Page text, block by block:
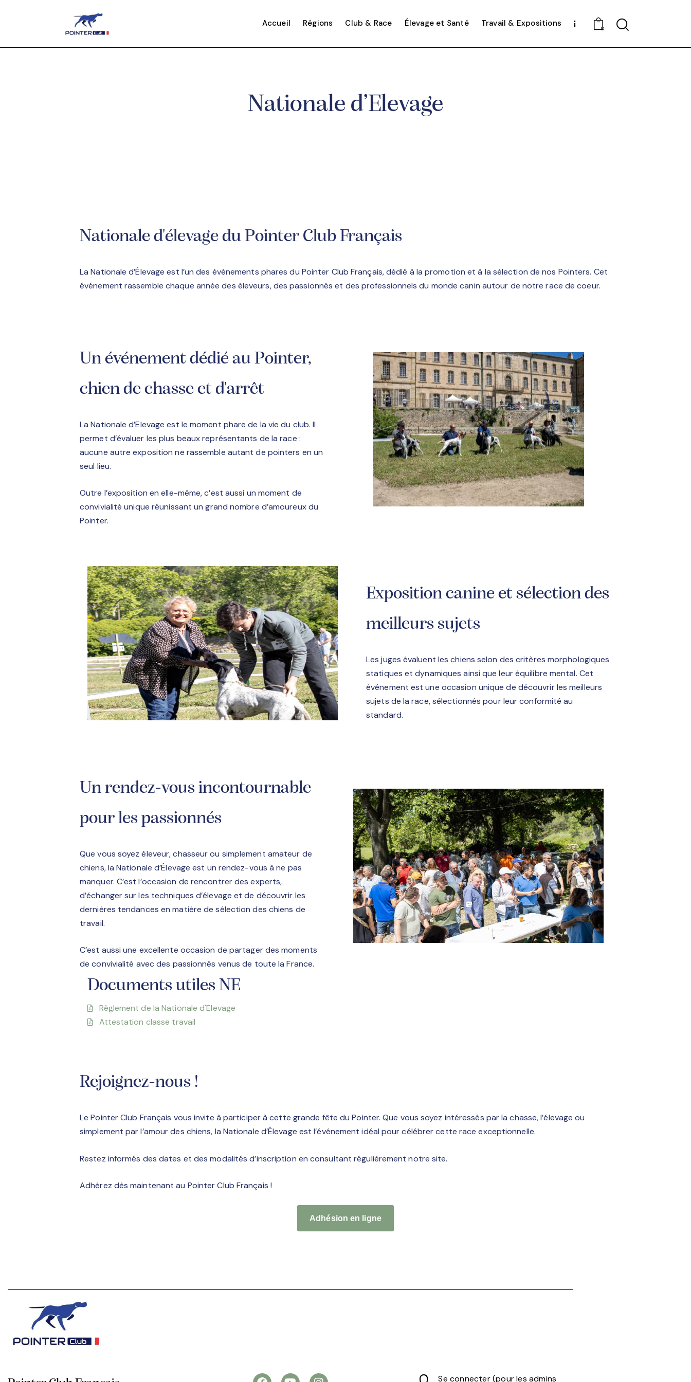
Accueil Régions Club & Race Élevage et Santé Travail & Expositions
0
Nationale d’Elevage
Nationale d'élevage du Pointer Club Français
La Nationale d’Élevage est l’un des événements phares du Pointer Club Français, dédié à la promotion et à la sélection de nos Pointers. Cet
événement rassemble chaque année des éleveurs, des passionnés et des professionnels du monde canin autour de notre race de coeur.
Un événement dédié au Pointer,
chien de chasse et d'arrêt
La Nationale d’Elevage est le moment phare de la vie du club. Il
permet d’évaluer les plus beaux représentants de la race :
aucune autre exposition ne rassemble autant de pointers en un
seul lieu.
Outre l’exposition en elle-même, c’est aussi un moment de
convivialité unique réunissant un grand nombre d’amoureux du
Pointer.
Exposition canine et sélection des
meilleurs sujets
Les juges évaluent les chiens selon des critères morphologiques
statiques et dynamiques ainsi que leur équilibre mental. Cet
événement est une occasion unique de découvrir les meilleurs
sujets de la race, sélectionnés pour leur conformité au
standard.
Un rendez-vous incontournable
pour les passionnés
Que vous soyez éleveur, chasseur ou simplement amateur de
chiens, la Nationale d’Élevage est un rendez-vous à ne pas
manquer. C’est l’occasion de rencontrer des experts,
d’échanger sur les techniques d’élevage et de découvrir les
dernières tendances en matière de sélection des chiens de
travail.
C’est aussi une excellente occasion de partager des moments
de convivialité avec des passionnés venus de toute la France.
Documents utiles NE
Règlement de la Nationale d'Elevage
Attestation classe travail
Rejoignez-nous !
Le Pointer Club Français vous invite à participer à cette grande fête du Pointer. Que vous soyez intéressés par la chasse, l’élevage ou
simplement par l’amour des chiens, la Nationale d’Élevage est l’événement idéal pour célébrer cette race exceptionnelle.
Restez informés des dates et des modalités d’inscription en consultant régulièrement notre site.
Adhérez dès maintenant au Pointer Club Français !
Adhésion en ligne
Se connecter (pour les admins